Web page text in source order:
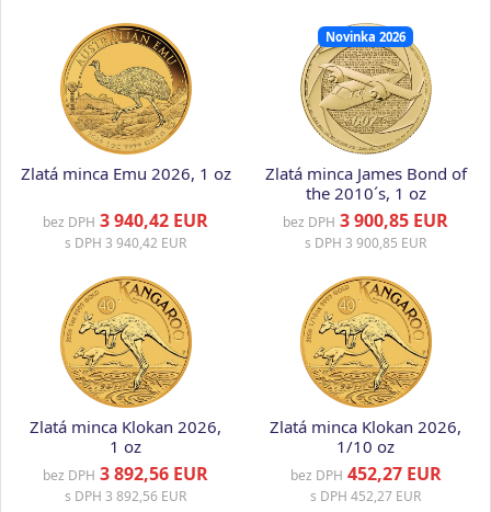
Zlatá minca Emu 2026, 1 oz
bez DPH 3 940,42 EUR
s DPH 3 940,42 EUR
Novinka 2026
Zlatá minca James Bond of
the 2010´s, 1 oz
bez DPH 3 900,85 EUR
s DPH 3 900,85 EUR
Zlatá minca Klokan 2026,
1 oz
bez DPH 3 892,56 EUR
s DPH 3 892,56 EUR
Zlatá minca Klokan 2026,
1/10 oz
bez DPH 452,27 EUR
s DPH 452,27 EUR